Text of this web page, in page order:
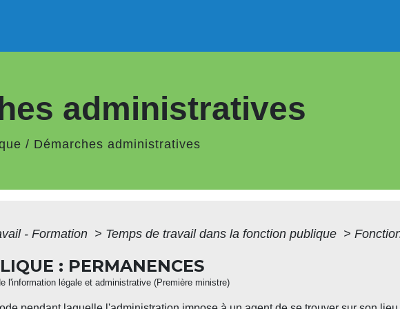
administratives
/ Démarches administratives
- Formation > Temps de travail dans la fonction publique >
: PERMANENCES
l'information légale et administrative (Première ministre)